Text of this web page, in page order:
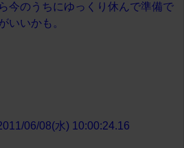
今のうちにゆっくり休んで準備で
いいかも。
06/08(水) 10:00:24.16